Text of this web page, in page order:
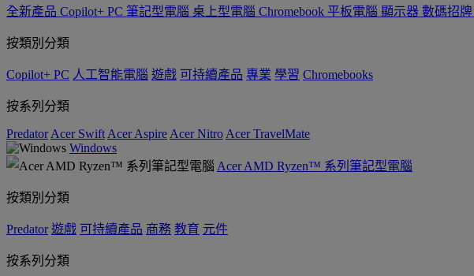
全新產品 Copilot+ PC 筆記型電腦 桌上型電腦 Chromebook 平板電腦 顯示器 數碼招牌
按類別分類
Copilot+ PC 人工智能電腦 遊戲 可持續產品 專業 學習 Chromebooks
按系列分類
Predator Acer Swift Acer Aspire Acer Nitro Acer TravelMate
Windows
Acer AMD Ryzen™ 系列筆記型電腦
按類別分類
Predator 遊戲 可持續產品 商務 教育 元件
按系列分類